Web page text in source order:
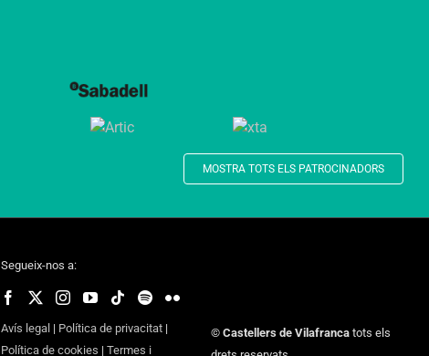
MOSTRA TOTS ELS PATROCINADORS
Segueix-nos a:
Avís legal | Política de privacitat |
Política de cookies | Termes i
© Castellers de Vilafranca tots els